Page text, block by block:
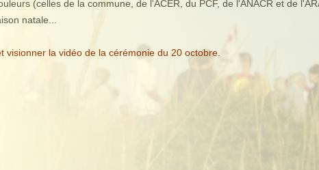
(celles de la commune, de l'ACER, du PCF, de l'ANACR et de
natale...
visionner la vidéo de la cérémonie du 20 octobre.